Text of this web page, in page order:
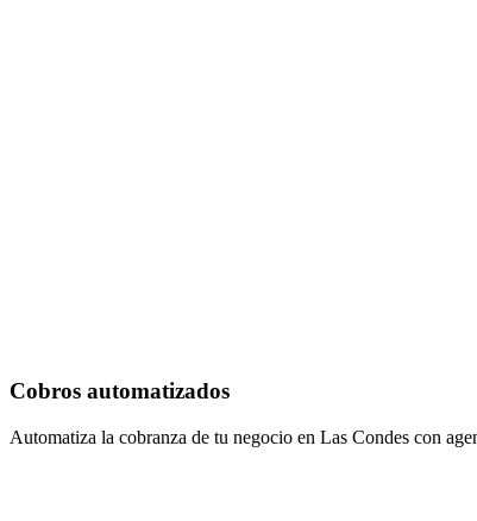
Cobros automatizados
Automatiza la cobranza de tu negocio en Las Condes con